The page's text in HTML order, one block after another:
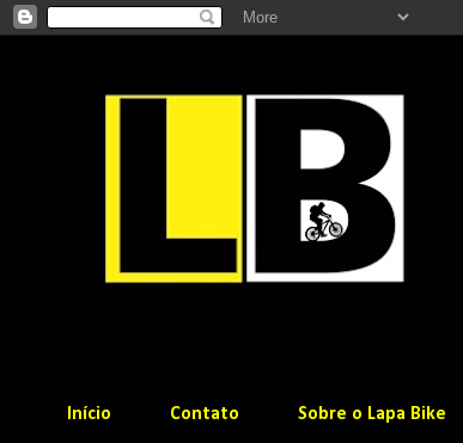
Início Contato Sobre o Lapa Bike